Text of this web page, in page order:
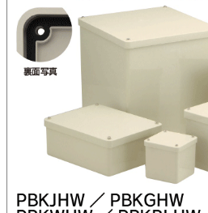
光ファイバー・融着接続機関連
LANケーブル・コネクタ・関連資材/
ネットワーク機器
エアコン・換気扇・空調資材
太陽光発電ケーブル・コネクタ・関連資
電源ケーブル／コネクタ／分電盤／ブレ
照明・照明器具
電気配管工事
EV充電設備工事
太陽光発電工事
ホテル・病院向け